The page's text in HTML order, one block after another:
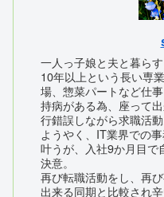
一人っ子娘と夫と暮らす
10年以上という長い専
場、惣菜パートなど仕事
持病がある為、座って
行錯誤しながら求職活動
ようやく、IT業界での
叶うが、入社9か月目で
決意。
再び転職活動をし、再
出来る同期と比較され辛